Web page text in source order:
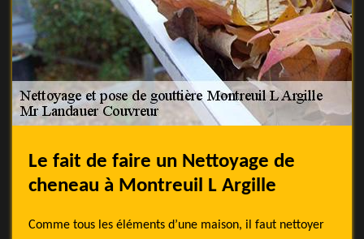
Le fait de faire un Nettoyage de
cheneau à Montreuil L Argille
Comme tous les éléments d’une maison, il faut nettoyer